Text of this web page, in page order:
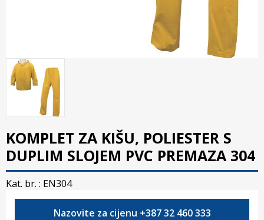
KOMPLET ZA KIŠU, POLIESTER S
DUPLIM SLOJEM PVC PREMAZA 304
Kat. br. : EN304
Nazovite za cijenu +387 32 460 333